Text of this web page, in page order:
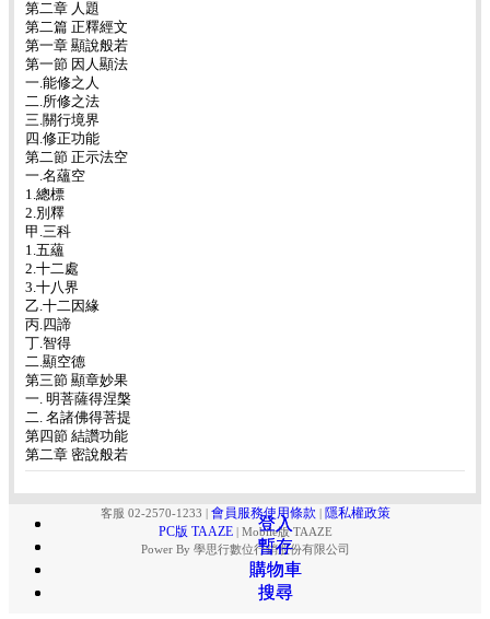
登入
暫存
購物車
搜尋
第二章 人題
第二篇 正釋經文
第一章 顯說般若
第一節 因人顯法
一.能修之人
二.所修之法
三.關行境界
四.修正功能
第二節 正示法空
一.名蘊空
1.總標
2.別釋
甲.三科
1.五蘊
2.十二處
3.十八界
乙.十二因緣
丙.四諦
丁.智得
二.顯空德
第三節 顯章妙果
一. 明菩薩得涅槃
二. 名諸佛得菩提
第四節 結讚功能
第二章 密說般若
登入
暫存
購物車
搜尋
客服 02-2570-1233 會員服務使用條款
隱私權政策
PC版 TAAZE
Mobile版 TAAZE
Power By 學思行數位行銷股份有限公司